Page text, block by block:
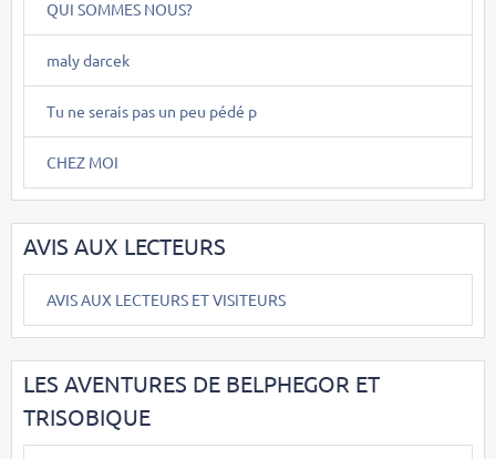
QUI SOMMES NOUS?
maly darcek
Tu ne serais pas un peu pédé p
CHEZ MOI
AVIS AUX LECTEURS
AVIS AUX LECTEURS ET VISITEURS
LES AVENTURES DE BELPHEGOR ET
TRISOBIQUE